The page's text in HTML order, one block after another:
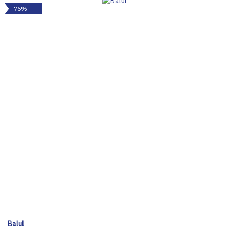
-76%
Balul